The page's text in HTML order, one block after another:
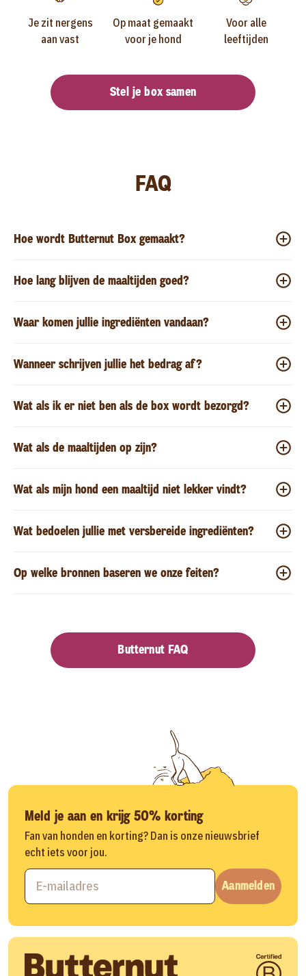
Je zit nergens
aan vast
Op maat gemaakt
voor je hond
Voor alle
leeftijden
Stel je box samen
FAQ
Hoe wordt Butternut Box gemaakt?
Hoe lang blijven de maaltijden goed?
Waar komen jullie ingrediënten vandaan?
Wanneer schrijven jullie het bedrag af?
Wat als ik er niet ben als de box wordt bezorgd?
Wat als de maaltijden op zijn?
Wat als mijn hond een maaltijd niet lekker vindt?
Wat bedoelen jullie met versbereide ingrediënten?
Op welke bronnen baseren we onze feiten?
Butternut FAQ
Meld je aan en krijg 50% korting
Fan van honden en korting? Dan is onze nieuwsbrief
echt iets voor jou.
Aanmelden